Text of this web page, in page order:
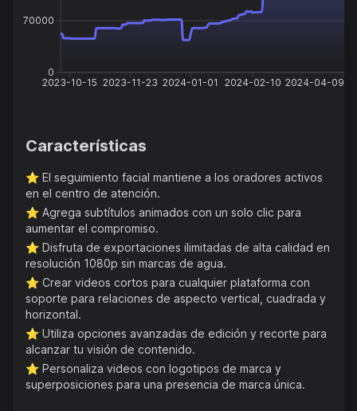
2023-10-15 2023-11-23 2024-01-01 2024-02-10 2024-04-09
0
70000
Características
⭐️ El seguimiento facial mantiene a los oradores activos
en el centro de atención.
⭐️ Agrega subtítulos animados con un solo clic para
aumentar el compromiso.
⭐️ Disfruta de exportaciones ilimitadas de alta calidad en
resolución 1080p sin marcas de agua.
⭐️ Crear videos cortos para cualquier plataforma con
soporte para relaciones de aspecto vertical, cuadrada y
horizontal.
⭐️ Utiliza opciones avanzadas de edición y recorte para
alcanzar tu visión de contenido.
⭐️ Personaliza videos con logotipos de marca y
superposiciones para una presencia de marca única.